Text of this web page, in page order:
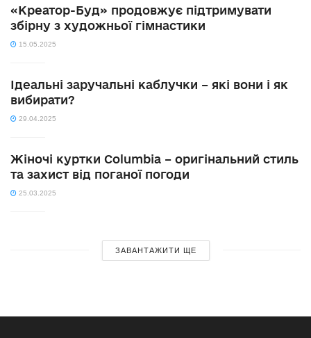
«Креатор-Буд» продовжує підтримувати
збірну з художньої гімнастики
15.05.2025
Ідеальні заручальні каблучки – які вони і як
вибирати?
29.04.2025
Жіночі куртки Columbia – оригінальний стиль
та захист від поганої погоди
25.03.2025
ЗАВАНТАЖИТИ ЩЕ